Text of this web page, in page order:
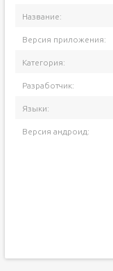
Название:
Версия приложения:
Категория:
Разработчик:
Языки:
Версия андроид: